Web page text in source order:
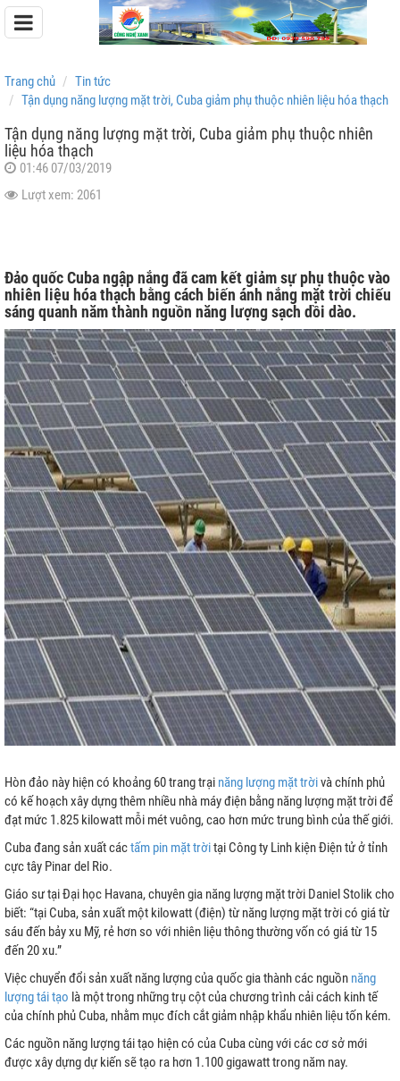
Pin Lưu Trữ Easyway
Pin Lưu Trữ Dyness
Lưới
TRỮ
Trang chủ
Tin tức
Tận dụng năng lượng mặt trời, Cuba giảm phụ thuộc nhiên liệu hóa thạch
Tận dụng năng lượng mặt trời, Cuba giảm phụ thuộc nhiên
liệu hóa thạch
01:46 07/03/2019
Lượt xem: 2061
Đảo quốc Cuba ngập nắng đã cam kết giảm sự phụ thuộc vào
nhiên liệu hóa thạch bằng cách biến ánh nắng mặt trời chiếu
sáng quanh năm thành nguồn năng lượng sạch dồi dào.
Hòn đảo này hiện có khoảng 60 trang trại năng lượng mặt trờivà chính phủ
có kế hoạch xây dựng thêm nhiều nhà máy điện bằng năng lượng mặt trời để
đạt mức 1.825 kilowatt mỗi mét vuông, cao hơn mức trung bình của thế giới.
Cuba đang sản xuất cáctấm pin mặt trờitại Công ty Linh kiện Điện tử ở tỉnh
cực tây Pinar del Rio.
Giáo sư tại Đại học Havana, chuyên gia năng lượng mặt trời Daniel Stolik cho
biết: “tại Cuba, sản xuất một kilowatt (điện) từ năng lượng mặt trời có giá từ
sáu đến bảy xu Mỹ, rẻ hơn so với nhiên liệu thông thường vốn có giá từ 15
đến 20 xu.”
Việc chuyển đổi sản xuất năng lượng của quốc gia thành các nguồn năng
lượng tái tạo là một trong những trụ cột của chương trình cải cách kinh tế
của chính phủ Cuba, nhằm mục đích cắt giảm nhập khẩu nhiên liệu tốn kém.
Các nguồn năng lượng tái tạo hiện có của Cuba cùng với các cơ sở mới
được xây dựng dự kiến sẽ tạo ra hơn 1.100 gigawatt trong năm nay.